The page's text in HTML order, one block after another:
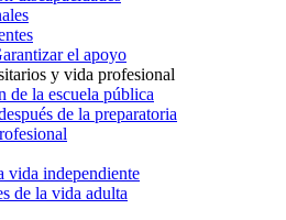
el apoyo
y vida profesional
de la escuela pública
de la preparatoria
vida independiente
de la vida adulta